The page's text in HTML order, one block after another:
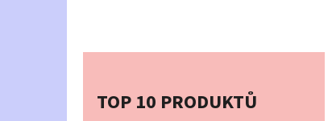
TOP 10 PRODUKTŮ